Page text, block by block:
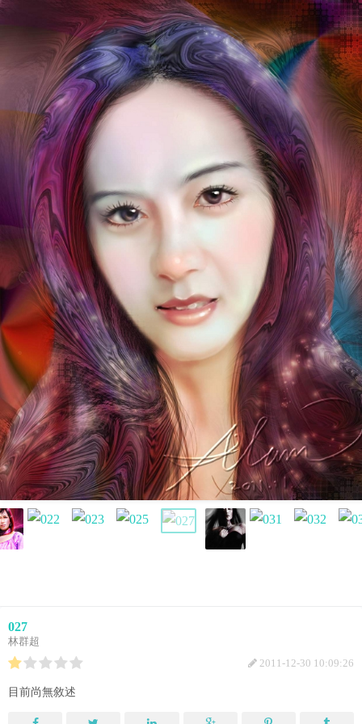
027
林群超
2011-12-30 10:09:26
目前尚無敘述